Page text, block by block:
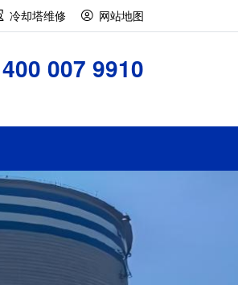
冷却塔维修 网站地图
400 007 9910